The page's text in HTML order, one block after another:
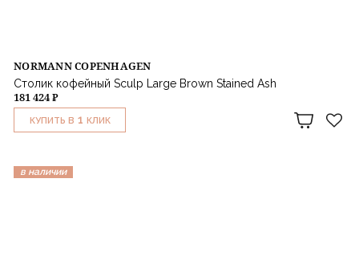
NORMANN COPENHAGEN
Столик кофейный Sculp Large Brown Stained Ash
181 424 ₽
КУПИТЬ В 1 КЛИК
в наличии